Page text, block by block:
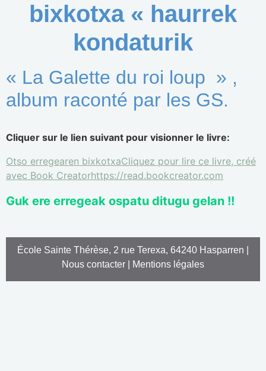
bixkotxa « haurrek
kondaturik
« La Galette du roi loup » ,
album raconté par les GS.
Cliquer sur le lien suivant pour visionner le livre:
Otso erregearen bixkotxaCliquez pour lire ce livre, créé
avec Book Creatorhttps://read.bookcreator.com
Guk ere erregeak ospatu ditugu gelan !!
École Sainte Thérèse, 2 rue Terexa, 64240 Hasparren |
Nous contacter
Mentions légales